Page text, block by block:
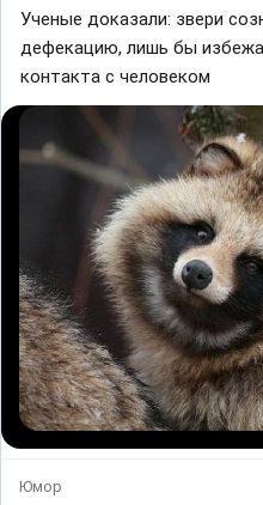
Ученые доказали: звери
дефекацию, лишь бы
контакта с человеком
Юмор